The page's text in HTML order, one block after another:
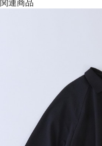
関連商品